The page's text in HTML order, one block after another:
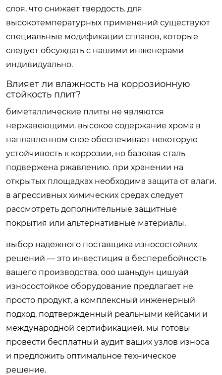
слоя, что снижает твердость. для
высокотемпературных применений существуют
специальные модификации сплавов, которые
следует обсуждать с нашими инженерами
индивидуально.
Влияет ли влажность на коррозионную
стойкость плит?
биметаллические плиты не являются
нержавеющими. высокое содержание хрома в
наплавленном слое обеспечивает некоторую
устойчивость к коррозии, но базовая сталь
подвержена ржавлению. при хранении на
открытых площадках необходима защита от влаги.
в агрессивных химических средах следует
рассмотреть дополнительные защитные
покрытия или альтернативные материалы.
выбор надежного поставщика износостойких
решений — это инвестиция в бесперебойность
вашего производства. ооо шаньдун цишуай
износостойкое оборудование предлагает не
просто продукт, а комплексный инженерный
подход, подтвержденный реальными кейсами и
международной сертификацией. мы готовы
провести бесплатный аудит ваших узлов износа
и предложить оптимальное техническое
решение.